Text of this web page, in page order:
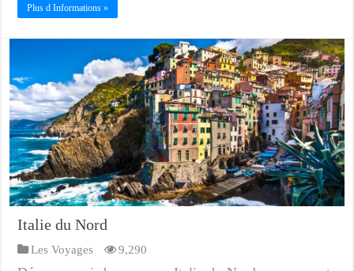
Plus d Informations »
Italie du Nord
Les Voyages 9,290